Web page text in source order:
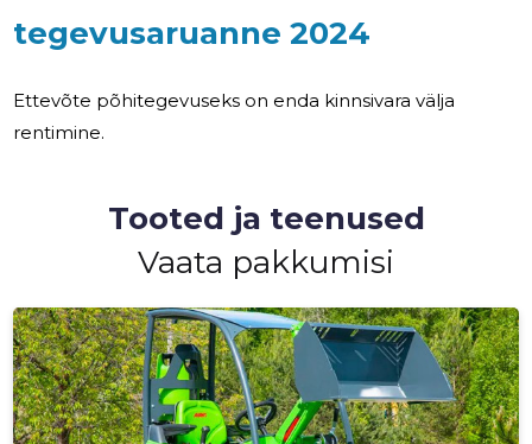
tegevusaruanne 2024
Ettevõte põhitegevuseks on enda kinnsivara välja
rentimine.
Tooted ja teenused
Vaata pakkumisi